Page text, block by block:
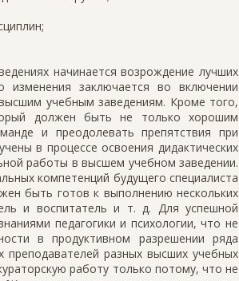
начинается возрождение лучших
изменения заключается во включении
учебным заведениям. Кроме того,
должен быть не только хорошим
и преодолевать препятствия при
в процессе освоения дидактических
работы в высшем учебном заведении.
компетенций будущего специалиста
быть готов к выполнению нескольких
и воспитатель и т. д. Для успешной
педагогики и психологии, что не
в продуктивном разрешении ряда
разных высших учебных
работу только потому, что не